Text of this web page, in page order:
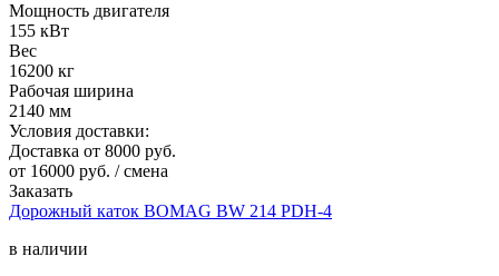
Мощность двигателя
155 кВт
Вес
16200 кг
Рабочая ширина
2140 мм
Условия доставки:
Доставка от 8000 руб.
от 16000 руб. / смена
Заказать
Дорожный каток BOMAG BW 214 PDH-4
в наличии